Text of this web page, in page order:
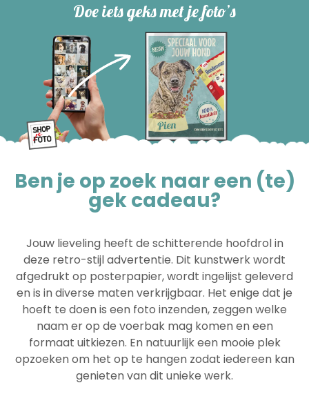
Doe iets geks met je foto’s
Ben je op zoek naar een (te)
gek cadeau?
Jouw lieveling heeft de schitterende hoofdrol in
deze retro-stijl advertentie. Dit kunstwerk wordt
afgedrukt op posterpapier, wordt ingelijst geleverd
en is in diverse maten verkrijgbaar. Het enige dat je
hoeft te doen is een foto inzenden, zeggen welke
naam er op de voerbak mag komen en een
formaat uitkiezen. En natuurlijk een mooie plek
opzoeken om het op te hangen zodat iedereen kan
genieten van dit unieke werk.